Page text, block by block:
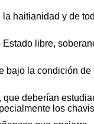
haitianidad y de
libre,
bajo la condición
deberían
los